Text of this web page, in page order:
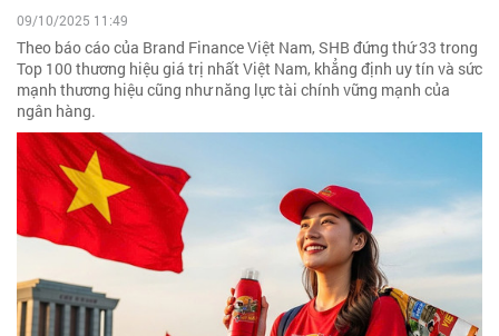
09/10/2025 11:49
Theo báo cáo của Brand Finance Việt Nam, SHB đứng thứ 33 trong
Top 100 thương hiệu giá trị nhất Việt Nam, khẳng định uy tín và sức
mạnh thương hiệu cũng như năng lực tài chính vững mạnh của
ngân hàng.